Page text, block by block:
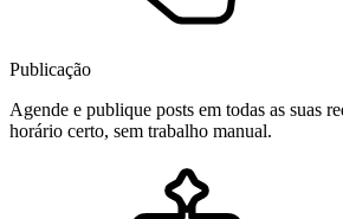
Publicação
Agende e publique posts em todas as suas
horário certo, sem trabalho manual.